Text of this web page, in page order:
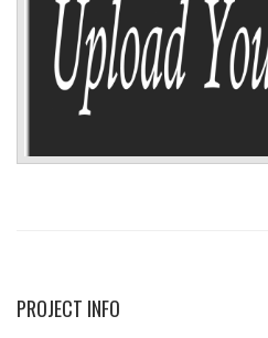
PROJECT INFO